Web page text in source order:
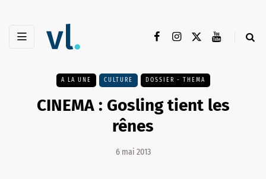
A LA UNE CULTURE DOSSIER - THEMA
CINEMA : Gosling tient les
rênes
6 mai 2013